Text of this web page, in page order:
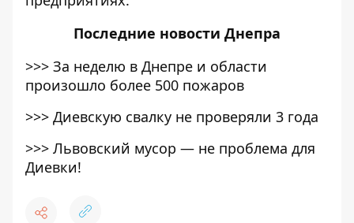
Последние новости Днепра
>>> За неделю в Днепре и области
произошло более 500 пожаров
>>> Диевскую свалку не проверяли 3 года
>>> Львовский мусор — не проблема для
Диевки!